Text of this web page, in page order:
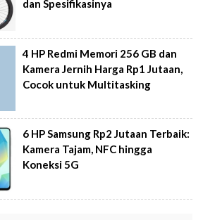
dan Spesifikasinya
4 HP Redmi Memori 256 GB dan
Kamera Jernih Harga Rp1 Jutaan,
Cocok untuk Multitasking
6 HP Samsung Rp2 Jutaan Terbaik:
Kamera Tajam, NFC hingga
Koneksi 5G